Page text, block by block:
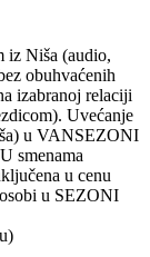
iz Niša (audio,
obuhvaćenih
izabranoj relaciji
Uvećanje
u VANSEZONI
smenama
u cenu
u SEZONI